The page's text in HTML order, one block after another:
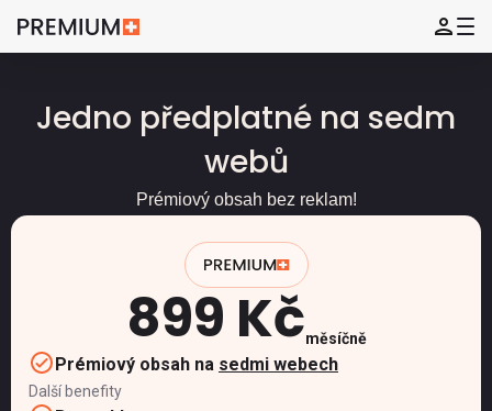
Jedno předplatné na sedm
webů
Prémiový obsah bez reklam!
899 Kčměsíčně
Prémiový obsah na sedmi webech
Další benefity